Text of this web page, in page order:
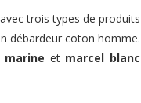
trois types de produits
débardeur coton homme.
marine et marcel blanc